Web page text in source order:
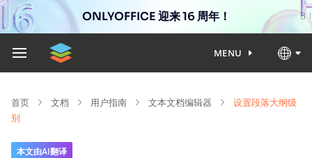
ONLYOFFICE 迎来 16 周年！
MENU
首页 文档 用户指南 文本文档编辑器
设置段落大纲级
别
本文由AI翻译